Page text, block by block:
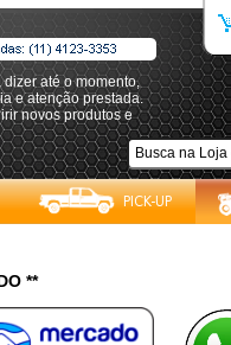
até o momento,
e atenção prestada.
novos produtos e
**